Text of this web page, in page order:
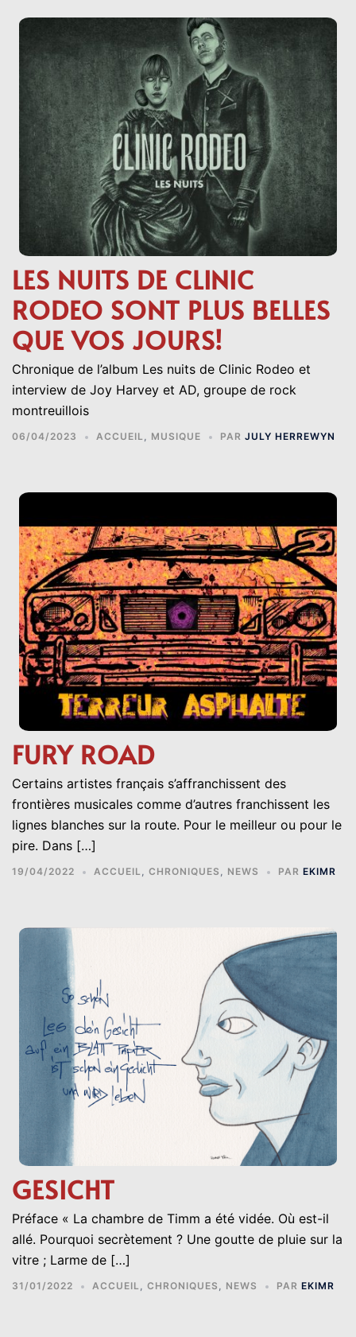
LES NUITS DE CLINIC
RODEO SONT PLUS BELLES
QUE VOS JOURS!
Chronique de l’album Les nuits de Clinic Rodeo et
interview de Joy Harvey et AD, groupe de rock
montreuillois
06/04/2023 ACCUEIL, MUSIQUE PAR JULY HERREWYN
FURY ROAD
Certains artistes français s’affranchissent des
frontières musicales comme d’autres franchissent les
lignes blanches sur la route. Pour le meilleur ou pour le
pire. Dans […]
19/04/2022 ACCUEIL, CHRONIQUES , NEWS PAR EKIMR
GESICHT
Préface « La chambre de Timm a été vidée. Où est-il
allé. Pourquoi secrètement ? Une goutte de pluie sur la
vitre ; Larme de […]
31/01/2022 ACCUEIL, CHRONIQUES , NEWS PAR EKIMR